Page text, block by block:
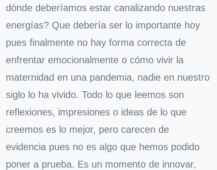
dónde deberíamos estar canalizando nuestras
energías? Que debería ser lo importante hoy
pues finalmente no hay forma correcta de
enfrentar emocionalmente o cómo vivir la
maternidad en una pandemia, nadie en nuestro
siglo lo ha vivido. Todo lo que leemos son
reflexiones, impresiones o ideas de lo que
creemos es lo mejor, pero carecen de
evidencia pues no es algo que hemos podido
poner a prueba. Es un momento de innovar,